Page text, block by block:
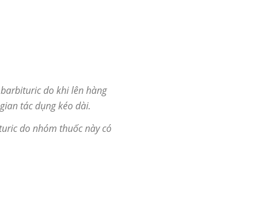
do khi lên hàng
tác dụng kéo dài.
do nhóm thuốc này có